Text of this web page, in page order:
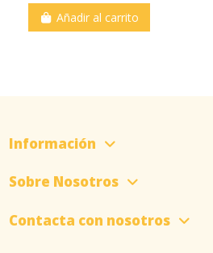
Añadir al carrito
Información
Sobre Nosotros
Contacta con nosotros